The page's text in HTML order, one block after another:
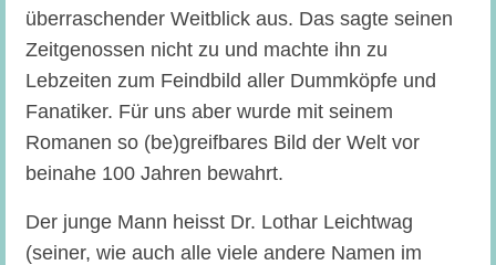
überraschender Weitblick aus. Das sagte seinen
Zeitgenossen nicht zu und machte ihn zu
Lebzeiten zum Feindbild aller Dummköpfe und
Fanatiker. Für uns aber wurde mit seinem
Romanen so (be)greifbares Bild der Welt vor
beinahe 100 Jahren bewahrt.
Der junge Mann heisst Dr. Lothar Leichtwag
(seiner, wie auch alle viele andere Namen im